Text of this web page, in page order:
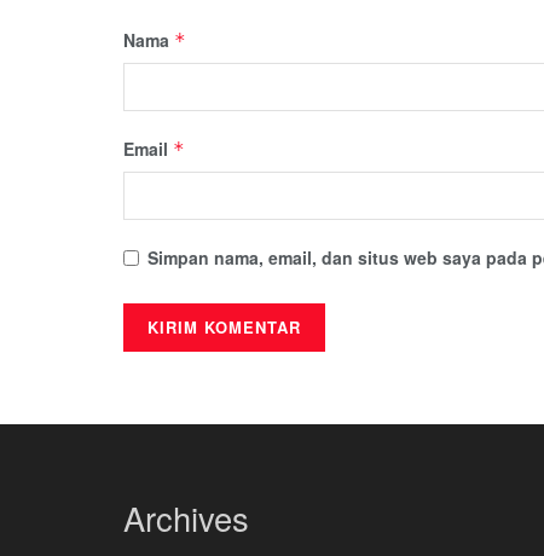
Nama *
Email *
Simpan nama, email, dan situs web saya pada
Archives